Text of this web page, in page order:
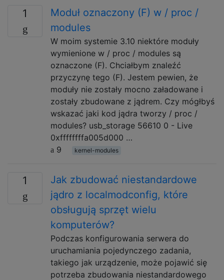
1
Moduł oznaczony (F) w / proc /
modules
W moim systemie 3.10 niektóre moduły
wymienione w / proc / modules są
oznaczone (F). Chciałbym znaleźć
przyczynę tego (F). Jestem pewien, że
moduły nie zostały mocno załadowane i
zostały zbudowane z jądrem. Czy mógłbyś
wskazać jaki kod jądra tworzy / proc /
modules? usb_storage 56610 0 - Live
0xffffffffa005d000 …
9
kernel-modules
1
Jak zbudować niestandardowe
jądro z localmodconfig, które
obsługują sprzęt wielu
komputerów?
Podczas konfigurowania serwera do
uruchamiania pojedynczego zadania,
takiego jak urządzenie, może pojawić się
potrzeba zbudowania niestandardowego